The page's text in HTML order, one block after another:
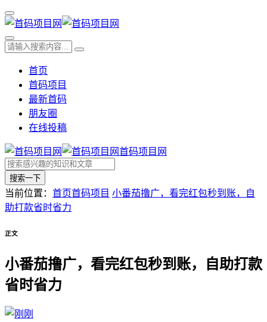
首页
首码项目
最新首码
朋友圈
在线投稿
首码项目网
搜索一下
当前位置： 首页首码项目 小番茄撸广，看完红包秒到账，自
助打款省时省力
正文
小番茄撸广，看完红包秒到账，自助打款
省时省力